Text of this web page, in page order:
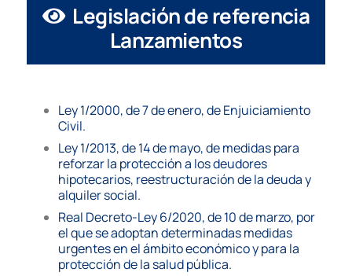
Legislación de referencia
Lanzamientos
Ley 1/2000, de 7 de enero, de Enjuiciamiento
Civil.
Ley 1/2013, de 14 de mayo, de medidas para
reforzar la protección a los deudores
hipotecarios, reestructuración de la deuda y
alquiler social.
Real Decreto-Ley 6/2020, de 10 de marzo, por
el que se adoptan determinadas medidas
urgentes en el ámbito económico y para la
protección de la salud pública.